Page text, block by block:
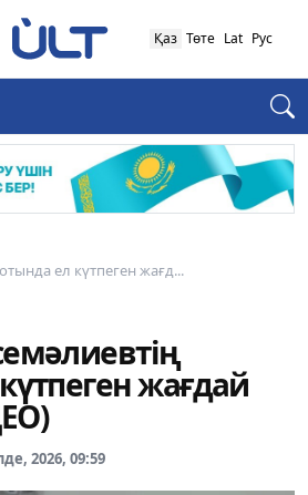
Қаз Төте Lat Рус
ел күтпеген жағд...
жағдай
2026, 09:59